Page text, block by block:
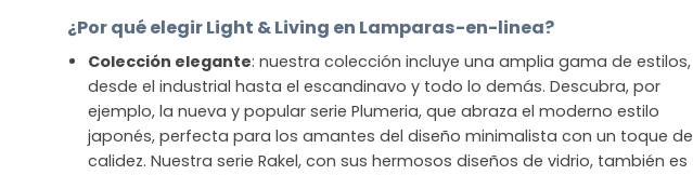
¿Por qué elegir Light & Living en Lamparas-en-linea?
Colección elegante: nuestra colección incluye una amplia gama de estilos,
desde el industrial hasta el escandinavo y todo lo demás. Descubra, por
ejemplo, la nueva y popular serie Plumeria, que abraza el moderno estilo
japonés, perfecta para los amantes del diseño minimalista con un toque de
calidez. Nuestra serie Rakel, con sus hermosos diseños de vidrio, también es